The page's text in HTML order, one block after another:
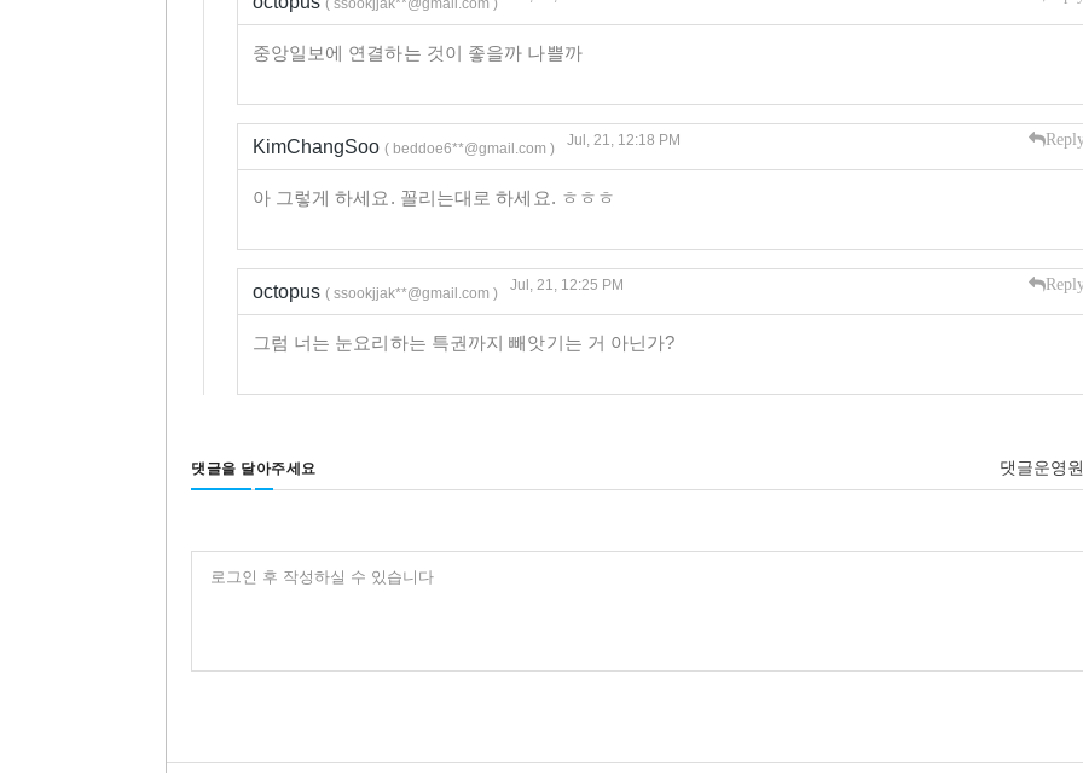
( ssookjjak**@gmail.com )
중앙일보에 연결하는 것이 좋을까 나쁠까
KimChangSoo ( beddoe6**@gmail.com ) Jul, 21, 12:18 PM
아 그렇게 하세요. 꼴리는대로 하세요. ㅎㅎㅎ
octopus ( ssookjjak**@gmail.com ) Jul, 21, 12:25 PM
그럼 너는 눈요리하는 특권까지 빼앗기는 거 아닌가?
댓글을 달아주세요 댓글운영
로그인 후 작성하실 수 있습니다